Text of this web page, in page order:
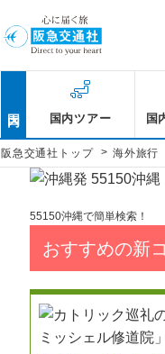
国内ツアー 国
阪急交通社トップ > 海外旅行
55150沖縄で簡単検索！
おすすめの新